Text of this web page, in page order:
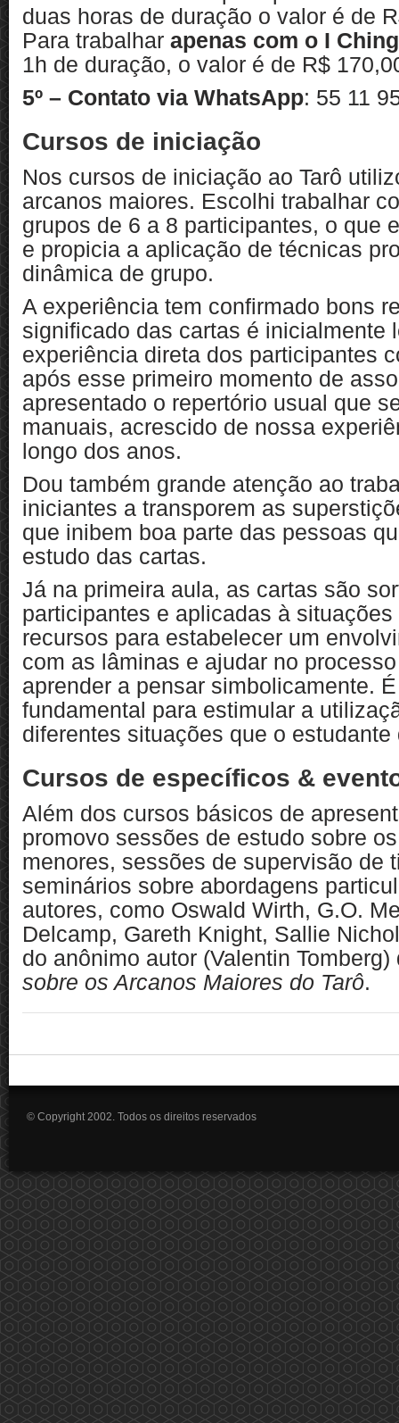
duas horas de duração o valor é de
Para trabalhar apenas com o I Ching
1h de duração, o valor é de R$
5º – Contato via WhatsApp: 55 11
Cursos de iniciação
Nos cursos de iniciação ao Tarô
arcanos maiores. Escolhi trabalhar
grupos de 6 a 8 participantes, o que
e propicia a aplicação de técnicas
dinâmica de grupo.
A experiência tem confirmado bons
significado das cartas é inicialmente
experiência direta dos participantes
após esse primeiro momento de
apresentado o repertório usual que
manuais, acrescido de nossa
longo dos anos.
Dou também grande atenção ao
iniciantes a transporem as
que inibem boa parte das pessoas
estudo das cartas.
Já na primeira aula, as cartas são
participantes e aplicadas à
recursos para estabelecer um
com as lâminas e ajudar no
aprender a pensar simbolicamente.
fundamental para estimular a
diferentes situações que o estudante
Cursos de específicos &
Além dos cursos básicos de
promovo sessões de estudo sobre
menores, sessões de supervisão de
seminários sobre abordagens
autores, como Oswald Wirth, G.O.
Delcamp, Gareth Knight, Sallie
do anônimo autor (Valentin
sobre os Arcanos Maiores do Tarô.
© Copyright 2002. Todos os direitos reservados